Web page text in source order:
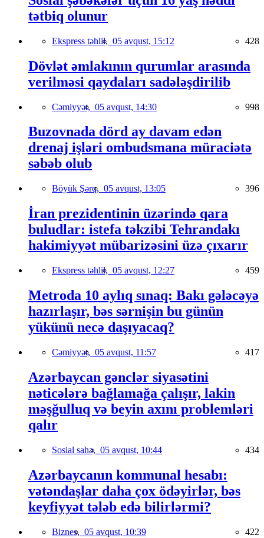
tətbiq olunur
Ekspress təhlil, 05 avqust, 15:12 428
Dövlət əmlakının qurumlar arasında
verilməsi qaydaları sadələşdirilib
Cəmiyyət, 05 avqust, 14:30 998
Buzovnada dörd ay davam edən
drenaj işləri ombudsmana müraciətə
səbəb olub
Böyük Şərq, 05 avqust, 13:05 396
İran prezidentinin üzərində qara
buludlar: istefa təkzibi Tehrandakı
hakimiyyət mübarizəsini üzə çıxarır
Ekspress təhlil, 05 avqust, 12:27 459
Metroda 10 aylıq sınaq: Bakı gələcəyə
hazırlaşır, bəs sərnişin bu günün
yükünü necə daşıyacaq?
Cəmiyyət, 05 avqust, 11:57 417
Azərbaycan gənclər siyasətini
nəticələrə bağlamağa çalışır, lakin
məşğulluq və beyin axını problemləri
qalır
Sosial sahə, 05 avqust, 10:44 434
Azərbaycanın kommunal hesabı:
vətəndaşlar daha çox ödəyirlər, bəs
keyfiyyət tələb edə bilirlərmi?
Biznes, 05 avqust, 10:39 422